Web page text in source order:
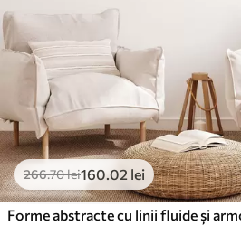
199 .98lei
✓Culori vii și intense
✓Rezistent la decolorare
Cerneală sigură și inodoră
✓Suprafață tip pânză
✗Material ecologic
Eco-Premium
De La249.98lei
266.70lei160.02 lei